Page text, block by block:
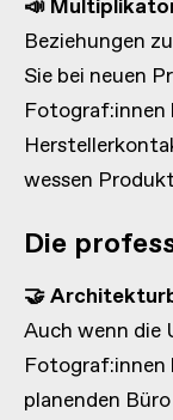
📣
Beziehungen
Sie bei neuen
wessen
Die
🤝
Auch wenn die
Fotograf:innen
planenden